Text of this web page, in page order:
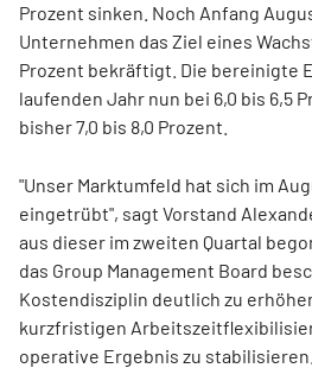
Prozent sinken. Noch Anfang
Unternehmen das Ziel eines
Prozent bekräftigt. Die bereinigte
laufenden Jahr nun bei 6,0 bis 6,5
bisher 7,0 bis 8,0 Prozent.
"Unser Marktumfeld hat sich im
eingetrübt", sagt Vorstand
aus dieser im zweiten Quartal
das Group Management Board
Kostendisziplin deutlich zu
kurzfristigen
operative Ergebnis zu